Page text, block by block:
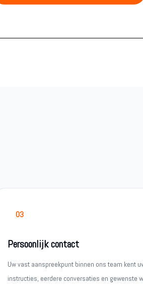
03
Persoonlijk contact
Uw vast aanspreekpunt binnen ons team kent
instructies, eerdere conversaties en gewenste